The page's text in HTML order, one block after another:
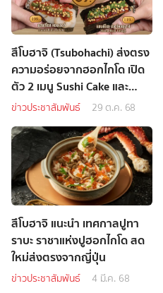
สึโบฮาจิ (Tsubohachi) ส่งตรง
ความอร่อยจากฮอกไกโด เปิด
ตัว 2 เมนู Sushi Cake และ
Hand Roll
ข่าวประชาสัมพันธ์ 29 ต.ค. 68
สึโบฮาจิ แนะนำ เทศกาลปูทา
ราบะ ราชาแห่งปูฮอกไกโด สด
ใหม่ส่งตรงจากญี่ปุ่น
ข่าวประชาสัมพันธ์ 4 มี.ค. 68